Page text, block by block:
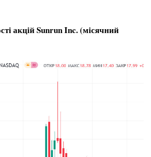
акцій Sunrun Inc. (місячний